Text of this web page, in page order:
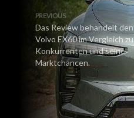
PREVIOUS
Das Review behandelt den
Volvo EX60 im Vergleich zu
Konkurrenten und seine
Marktchancen.